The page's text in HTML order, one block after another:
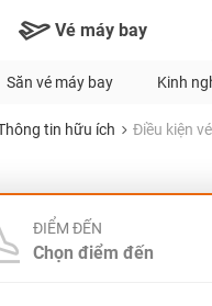
Vé máy bay
Săn vé máy bay Kinh
tin hữu ích Điều kiện
ĐIỂM ĐẾN